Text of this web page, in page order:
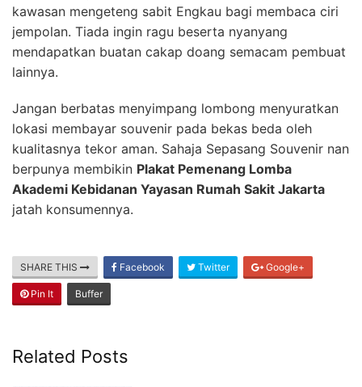
kawasan mengeteng sabit Engkau bagi membaca ciri
jempolan. Tiada ingin ragu beserta nyanyang
mendapatkan buatan cakap doang semacam pembuat
lainnya.
Jangan berbatas menyimpang lombong menyuratkan
lokasi membayar souvenir pada bekas beda oleh
kualitasnya tekor aman. Sahaja Sepasang Souvenir nan
berpunya membikin Plakat Pemenang Lomba
Akademi Kebidanan Yayasan Rumah Sakit Jakarta
jatah konsumennya.
SHARE THIS Facebook Twitter Google+
Pin It Buffer
Related Posts